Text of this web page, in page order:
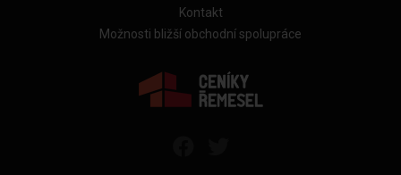
Kontakt
Možnosti bližší obchodní spolupráce